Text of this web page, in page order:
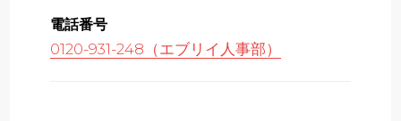
電話番号
0120-931-248（エブリイ人事部）